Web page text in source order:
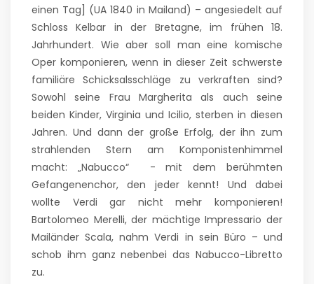
einen Tag] (UA 1840 in Mailand) – angesiedelt auf
Schloss Kelbar in der Bretagne, im frühen 18.
Jahrhundert. Wie aber soll man eine komische
Oper komponieren, wenn in dieser Zeit schwerste
familiäre Schicksalsschläge zu verkraften sind?
Sowohl seine Frau Margherita als auch seine
beiden Kinder, Virginia und Icilio, sterben in diesen
Jahren. Und dann der große Erfolg, der ihn zum
strahlenden Stern am Komponistenhimmel
macht: „Nabucco“ - mit dem berühmten
Gefangenenchor, den jeder kennt! Und dabei
wollte Verdi gar nicht mehr komponieren!
Bartolomeo Merelli, der mächtige Impressario der
Mailänder Scala, nahm Verdi in sein Büro – und
schob ihm ganz nebenbei das Nabucco-Libretto
zu.